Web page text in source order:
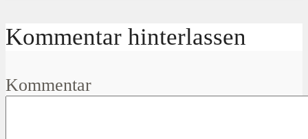
Kommentar hinterlassen
Kommentar